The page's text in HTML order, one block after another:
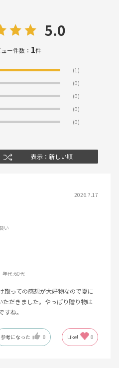
5.0
ー件数： 1件
(1)
(0)
(0)
(0)
(0)
表示：新しい順
2026.7.17
い
年代:60代
取っての感想が大好物なので夏に
ただきました。やっぱり贈り物は
ね。
参考になった 0 Like! 0